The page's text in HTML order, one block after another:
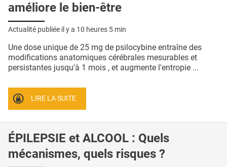
améliore le bien-être
Actualité publiée il y a 10 heures 5 min
Une dose unique de 25 mg de psilocybine entraîne des
modifications anatomiques cérébrales mesurables et
persistantes jusqu'à 1 mois , et augmente l'entropie ...
LIRE LA SUITE
ÉPILEPSIE et ALCOOL : Quels
mécanismes, quels risques ?